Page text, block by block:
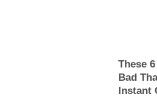
These
Bad
Instant